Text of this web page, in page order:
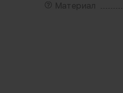
Материал